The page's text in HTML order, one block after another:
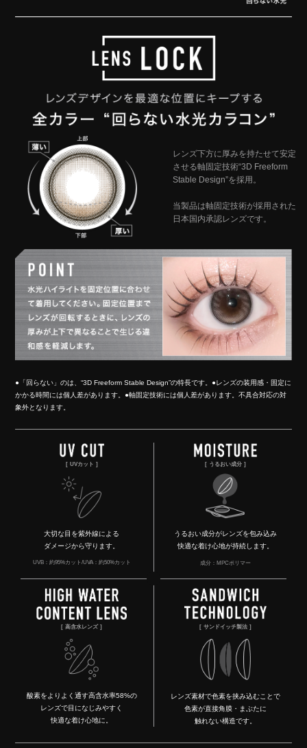
レンズ下方に厚みを持たせて安定
させる軸固定技術“3D Freeform
Stable Design”を採用。
当製品は軸固定技術が採用された
日本国内承認レンズです。
●「回らない」のは、“3D Freeform Stable Design”の特長です。●レンズの装用感・固定に
かかる時間には個人差があります。●軸固定技術には個人差があります。不具合対応の対
象外となります。
UVカット
大切な目を紫外線による
ダメージから守ります。
UVB：約95%カット/UVA：約50%カット
うるおい成分
うるおい成分がレンズを包み込み
快適な着け心地が持続します。
成分：MPCポリマー
高含水レンズ
酸素をよりよく通す高含水率58%の
レンズで目になじみやすく
快適な着け心地に。
サンドイッチ製法
レンズ素材で色素を挟み込むことで
色素が直接角膜・まぶたに
触れない構造です。